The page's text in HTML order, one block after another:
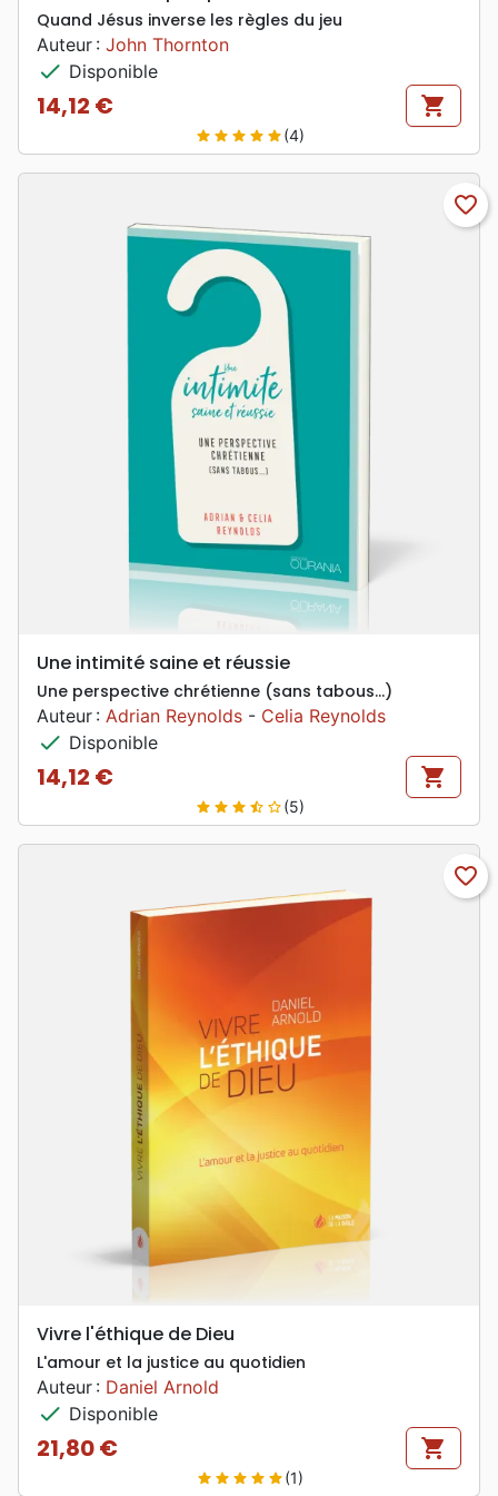
Quand Jésus inverse les règles du jeu
Auteur : John Thornton
check Disponible
Prix
14,12 € shopping_cart
star star star star star(4)
favorite_border
Une intimité saine et réussie
Une perspective chrétienne (sans tabous…)
Auteur : Adrian Reynolds - Celia Reynolds
check Disponible
Prix
14,12 € shopping_cart
star star star star_half star_border(5)
favorite_border
Vivre l'éthique de Dieu
L'amour et la justice au quotidien
Auteur : Daniel Arnold
check Disponible
Prix
21,80 € shopping_cart
star star star star star(1)